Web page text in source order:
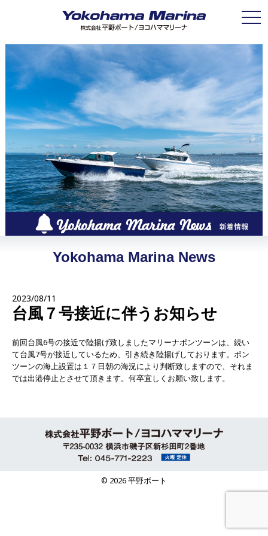
Toggle
Yokohama Marina News
2023/08/11
台風７号接近に伴うお知らせ
前回台風6号の接近で陸揚げ致しましたマリーナポンツーンは、続い
て台風7号が接近しているため、引き続き陸揚げしております。ポン
ツーンの海上設置は１７日朝の海況により判断致しますので、それま
では出港停止とさせて頂きます。何卒宜しくお願い致します。
© 2026 平野ボート